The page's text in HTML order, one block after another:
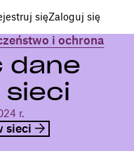
sięZaloguj się
i ochrona
dane
sieci
r.
sieci